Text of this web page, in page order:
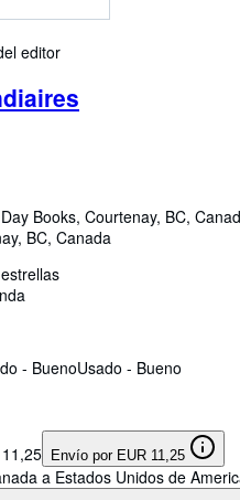
editor
Books, Courtenay, BC,
BC, Canada
- BuenoUsado - Bueno
Envío por EUR 11,25
a Estados Unidos de